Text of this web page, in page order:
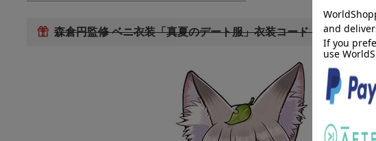
森倉円監修 ベニ衣装「真夏のデート服」衣装コード（メール配信